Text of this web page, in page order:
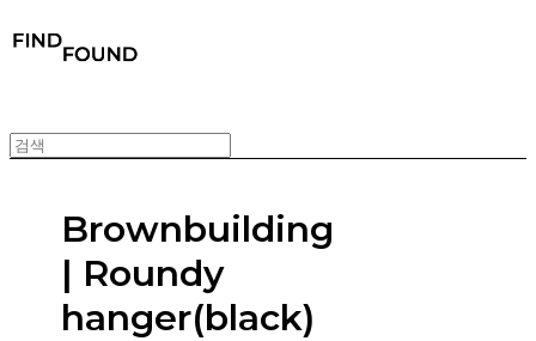
Brownbuilding
| Roundy
hanger(black)